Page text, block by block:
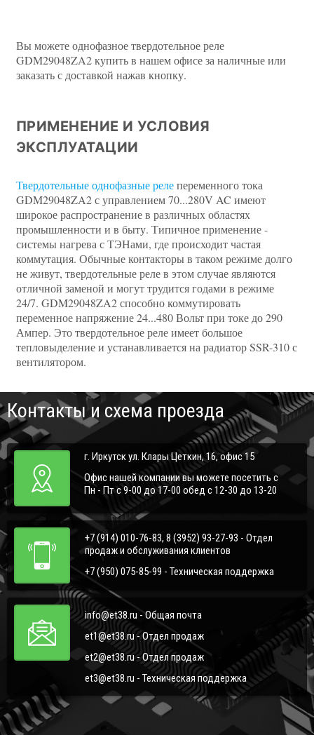
Вы можете однофазное твердотельное реле
GDM29048ZA2 купить в нашем офисе за наличные или
заказать с доставкой нажав кнопку.
ПРИМЕНЕНИЕ И УСЛОВИЯ
ЭКСПЛУАТАЦИИ
Твердотельные однофазные релепеременного тока
GDM29048ZA2 с управлением 70...280V AC имеют
широкое распространение в различных областях
промышленности и в быту. Типичное применение -
системы нагрева с ТЭНами, где происходит частая
коммутация. Обычные контакторы в таком режиме долго
не живут, твердотельные реле в этом случае являются
отличной заменой и могут трудится годами в режиме
24/7. GDM29048ZA2 способно коммутировать
переменное напряжение 24...480 Вольт при токе до 290
Ампер. Это твердотельное реле имеет большое
тепловыделение и устанавливается на радиатор SSR-310 с
вентилятором.
Контакты и схема проезда
г. Иркутск ул. Клары Цеткин, 16, офис 15
Офис нашей компании вы можете посетить с
Пн - Пт с 9-00 до 17-00 обед с 12-30 до 13-20
+7 (914) 010-76-83, 8 (3952) 93-27-93 - Отдел
продаж и обслуживания клиентов
+7 (950) 075-85-99 - Техническая поддержка
info@et38.ru - Общая почта
et1@et38.ru - Отдел продаж
et2@et38.ru - Отдел продаж
et3@et38.ru - Техническая поддержка